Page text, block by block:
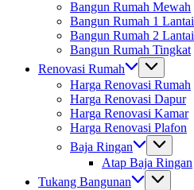
Bangun Rumah Mewah
Bangun Rumah 1 Lantai
Bangun Rumah 2 Lantai
Bangun Rumah Tingkat
Renovasi Rumah
Harga Renovasi Rumah
Harga Renovasi Dapur
Harga Renovasi Kamar
Harga Renovasi Plafon
Baja Ringan
Atap Baja Ringan
Tukang Bangunan